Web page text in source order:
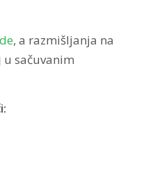
, a razmišljanja na
sačuvanim